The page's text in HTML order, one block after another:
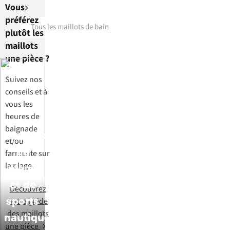
Tous les maillots de bain
Accessoires
de
plage
et de
sports
nautiques
Vous
préférez
plutôt les
maillots
une pièce ?
Suivez nos
conseils et à
vous les
heures de
baignade
et/ou
farniente sur
la plage.
Découvrez
notre guide
des maillots
une pièce